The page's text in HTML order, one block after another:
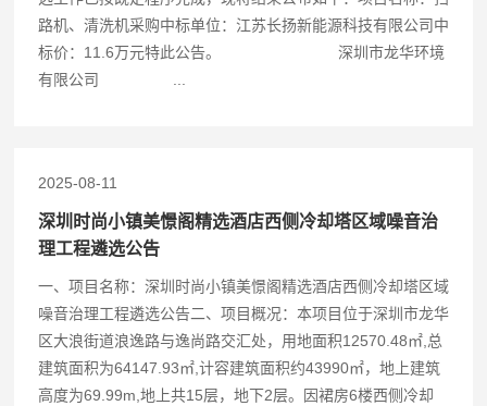
路机、清洗机采购中标单位：江苏长扬新能源科技有限公司中
标价：11.6万元特此公告。 深圳市龙华环境
有限公司 ...
2025-08-11
深圳时尚小镇美憬阁精选酒店西侧冷却塔区域噪音治
理工程遴选公告
一、项目名称：深圳时尚小镇美憬阁精选酒店西侧冷却塔区域
噪音治理工程遴选公告二、项目概况：本项目位于深圳市龙华
区大浪街道浪逸路与逸尚路交汇处，用地面积12570.48㎡,总
建筑面积为64147.93㎡,计容建筑面积约43990㎡，地上建筑
高度为69.99m,地上共15层，地下2层。因裙房6楼西侧冷却